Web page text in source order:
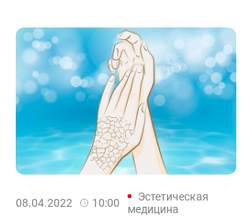
08.04.2022 10:00
Эстетическая
медицина